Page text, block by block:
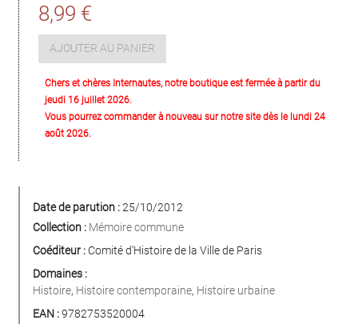
8,99 €
AJOUTER AU PANIER
Chers et chères Internautes, notre boutique est fermée à partir du
jeudi 16 juillet 2026.
Vous pourrez commander à nouveau sur notre site dès le lundi 24
août 2026.
Date de parution :25/10/2012
Collection : Mémoire commune
Coéditeur : Comité d'Histoire de la Ville de Paris
Domaines :
Histoire, Histoire contemporaine, Histoire urbaine
EAN :9782753520004